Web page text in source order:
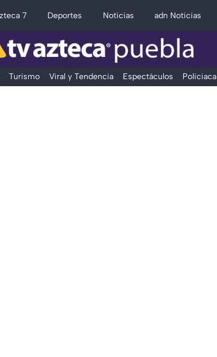
7 Deportes Noticias adn Noticias
Turismo Viral y Tendencia Espectáculos Policiaca